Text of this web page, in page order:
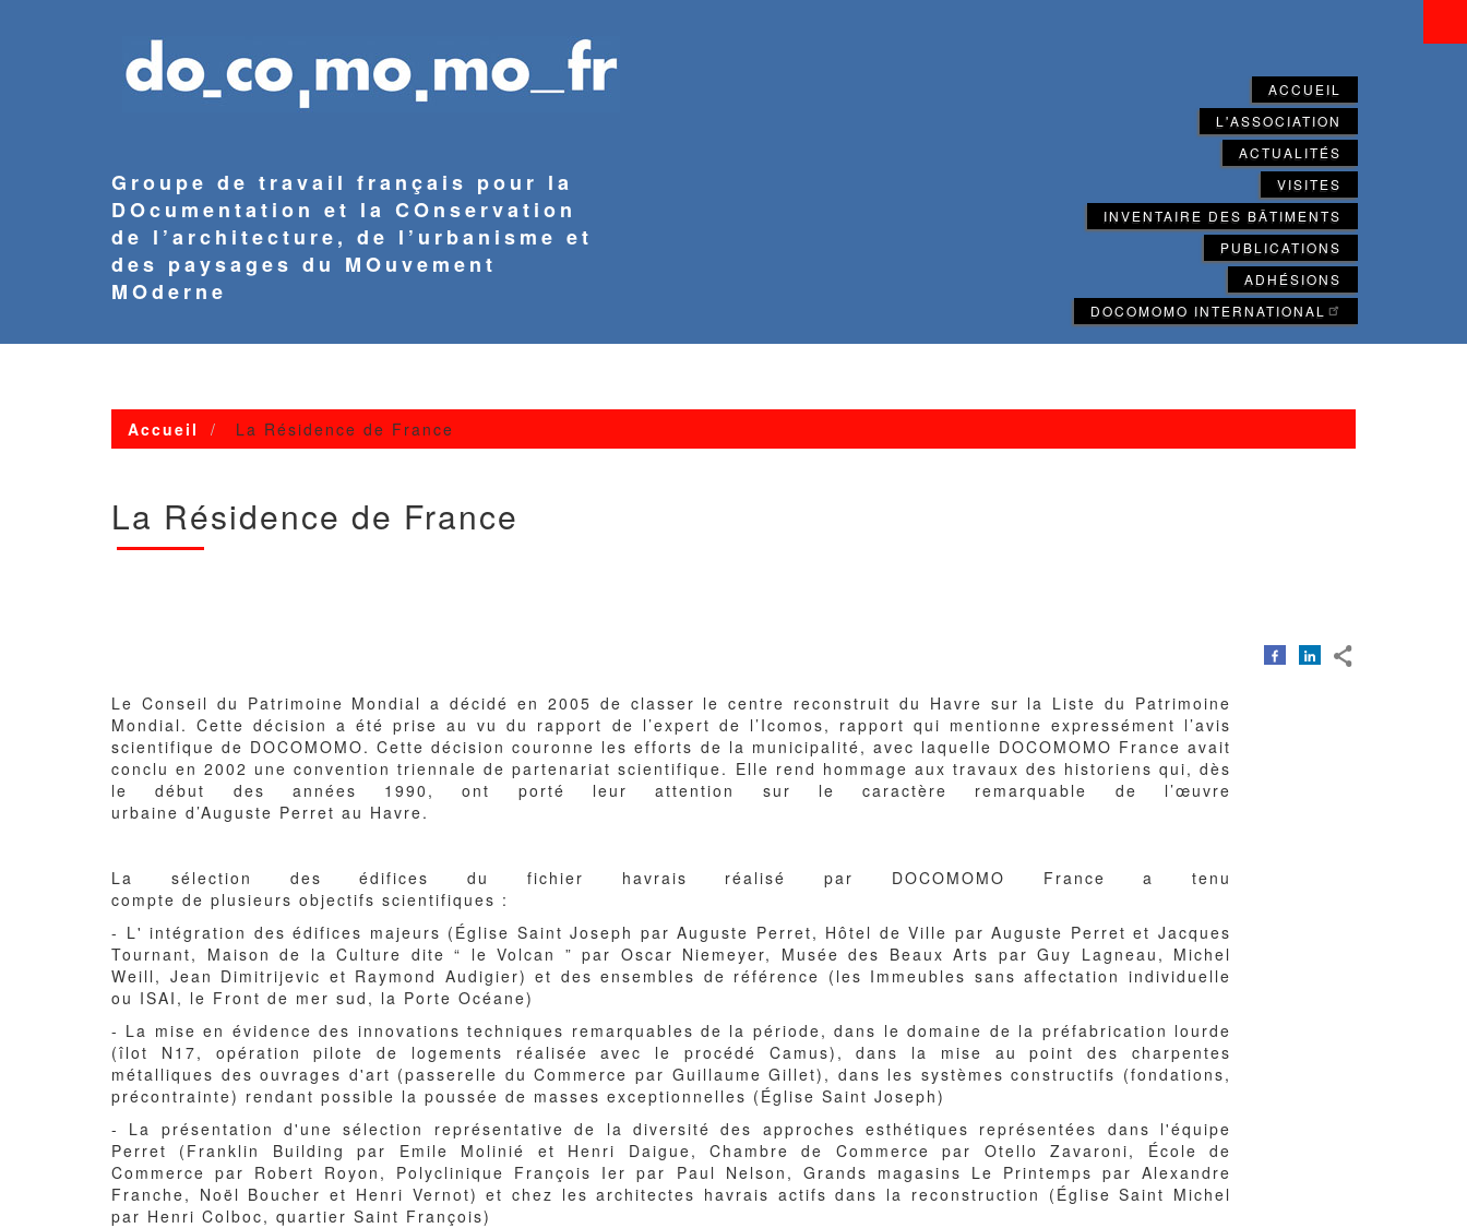
Groupe de travail français pour la
DOcumentation et la COnservation
de l’architecture, de l’urbanisme et
des paysages du MOuvement
MOderne
NAVIGATION
PRINCIPALE
ACCUEIL
L'ASSOCIATION
ACTUALITÉS
VISITES
INVENTAIRE DES BÂTIMENTS
PUBLICATIONS
ADHÉSIONS
DOCOMOMO INTERNATIONAL
Accueil La Résidence de France
La Résidence de France
texte
Le Conseil du Patrimoine Mondial a décidé en 2005 de classer le centre reconstruit du Havre sur la Liste du Patrimoine
Mondial. Cette décision a été prise au vu du rapport de l’expert de l’Icomos, rapport qui mentionne expressément l’avis
scientifique de DOCOMOMO. Cette décision couronne les efforts de la municipalité, avec laquelle DOCOMOMO France avait
conclu en 2002 une convention triennale de partenariat scientifique. Elle rend hommage aux travaux des historiens qui, dès
le début des années 1990, ont porté leur attention sur le caractère remarquable de l’œuvre
urbaine d’Auguste Perret au Havre.
La sélection des édifices du fichier havrais réalisé par DOCOMOMO France a tenu
compte de plusieurs objectifs scientifiques :
- L' intégration des édifices majeurs (Église Saint Joseph par Auguste Perret, Hôtel de Ville par Auguste Perret et Jacques
Tournant, Maison de la Culture dite “ le Volcan ” par Oscar Niemeyer, Musée des Beaux Arts par Guy Lagneau, Michel
Weill, Jean Dimitrijevic et Raymond Audigier) et des ensembles de référence (les Immeubles sans affectation individuelle
ou ISAI, le Front de mer sud, la Porte Océane)
- La mise en évidence des innovations techniques remarquables de la période, dans le domaine de la préfabrication lourde
(îlot N17, opération pilote de logements réalisée avec le procédé Camus), dans la mise au point des charpentes
métalliques des ouvrages d'art (passerelle du Commerce par Guillaume Gillet), dans les systèmes constructifs (fondations,
précontrainte) rendant possible la poussée de masses exceptionnelles (Église Saint Joseph)
- La présentation d'une sélection représentative de la diversité des approches esthétiques représentées dans l'équipe
Perret (Franklin Building par Emile Molinié et Henri Daigue, Chambre de Commerce par Otello Zavaroni, École de
Commerce par Robert Royon, Polyclinique François Ier par Paul Nelson, Grands magasins Le Printemps par Alexandre
Franche, Noël Boucher et Henri Vernot) et chez les architectes havrais actifs dans la reconstruction (Église Saint Michel
par Henri Colboc, quartier Saint François)